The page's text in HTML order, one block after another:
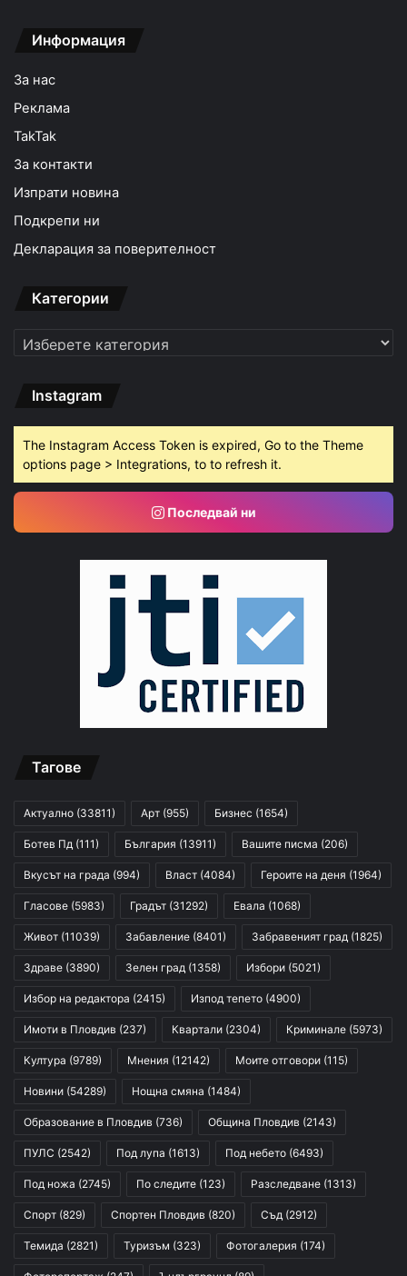
Информация
За нас
Реклама
TakTak
За контакти
Изпрати новина
Подкрепи ни
Декларация за поверителност
Категории
Категории
Instagram
The Instagram Access Token is expired, Go to the Theme
options page > Integrations, to to refresh it.
Последвай ни
Тагове
Актуално (33811) Арт (955) Бизнес (1654)
Ботев Пд (111) България (13911) Вашите писма (206)
Вкусът на града (994) Власт (4084) Героите на деня (1964)
Гласове (5983) Градът (31292) Евала (1068)
Живот (11039) Забавление (8401) Забравеният град (1825)
Здраве (3890) Зелен град (1358) Избори (5021)
Избор на редактора (2415) Изпод тепето (4900)
Имоти в Пловдив (237) Квартали (2304) Криминале (5973)
Култура (9789) Мнения (12142) Моите отговори (115)
Новини (54289) Нощна смяна (1484)
Образование в Пловдив (736) Община Пловдив (2143)
ПУЛС (2542) Под лупа (1613) Под небето (6493)
Под ножа (2745) По следите (123) Разследване (1313)
Спорт (829) Спортен Пловдив (820) Съд (2912)
Темида (2821) Туризъм (323) Фотогалерия (174)